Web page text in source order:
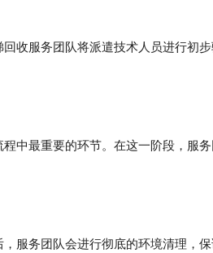
收服务团队将派遣技术人员进行初
中最重要的环节。在这一阶段，服
服务团队会进行彻底的环境清理，